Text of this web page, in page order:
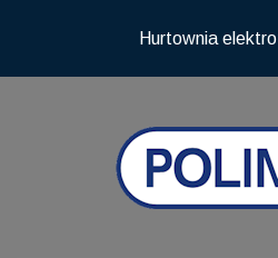
Hurtownia